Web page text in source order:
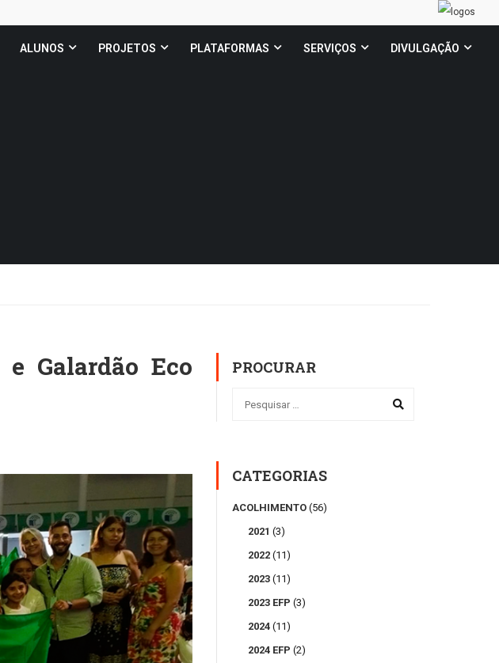
ALUNOS PROJETOS PLATAFORMAS SERVIÇOS DIVULGAÇÃO
Galardão Eco
PROCURAR
CATEGORIAS
ACOLHIMENTO (56)
2021 (3)
2022 (11)
2023 (11)
2023 EFP (3)
2024 (11)
2024 EFP (2)